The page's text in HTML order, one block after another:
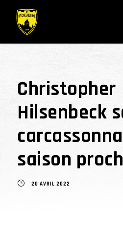
Christopher
Hilsenbeck
saison
20 AVRIL 2022